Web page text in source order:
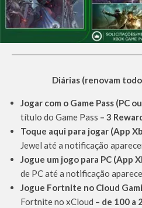
Diárias (renovam
Jogar com o Game Pass (PC
título do Game Pass – 3
Toque aqui para jogar (App
Jewel até a notificação
Jogue um jogo para PC (App
de PC até a notificação
Jogue Fortnite no Cloud
Fortnite no xCloud – de 100 a